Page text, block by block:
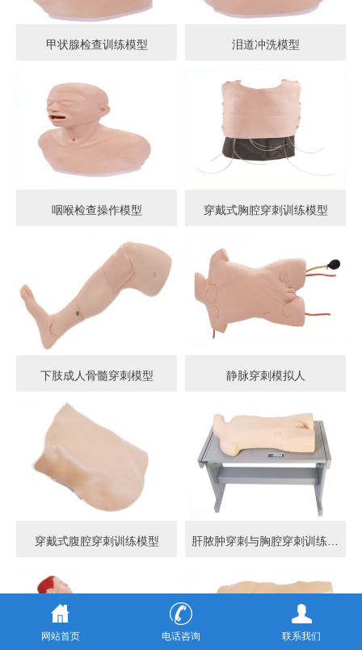
甲状腺检查训练模型 泪道冲洗模型
咽喉检查操作模型 穿戴式胸腔穿刺训练模型
下肢成人骨髓穿刺模型 静脉穿刺模拟人
穿戴式腹腔穿刺训练模型
网站首页 电话咨询 联系我们